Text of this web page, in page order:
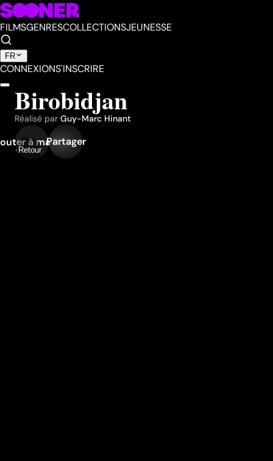
FILMSGENRESCOLLECTIONSJEUNESSE
FR
CONNEXIONS'INSCRIRE
Retour
Birobidjan
Réalisé par Guy-Marc Hinant
à ma liste
Partager